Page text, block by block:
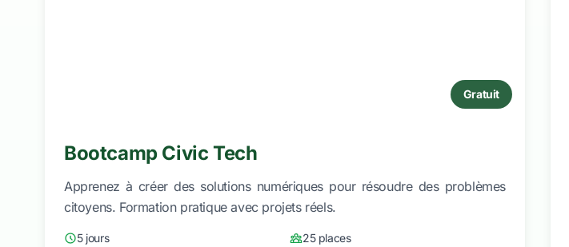
Gratuit
Bootcamp Civic Tech
Apprenez à créer des solutions numériques pour résoudre des problèmes
citoyens. Formation pratique avec projets réels.
5 jours
25 places